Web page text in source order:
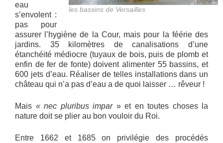
les bassins de Versailles
eau
s’envolent :
pas pour
assurer l’hygiène de la Cour, mais pour la féérie des
jardins. 35 kilomètres de canalisations d’une
étanchéité médiocre (tuyaux de bois, puis de plomb et
enfin de fer de fonte) doivent alimenter 55 bassins, et
600 jets d’eau. Réaliser de telles installations dans un
château qui n’a pas d’eau a de quoi laisser … rêveur !
Mais « nec pluribus impar » et en toutes choses la
nature doit se plier au bon vouloir du Roi.
Entre 1662 et 1685 on privilégie des procédés